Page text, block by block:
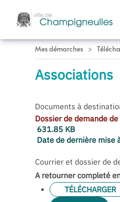
Accéder au contenu principal
Mes démarches
Associations
Documents à
Dossier de demande
631.85 KB
Date de dernière mise
Courrier et dossier de
A retourner completé
TÉLÉCHARGER